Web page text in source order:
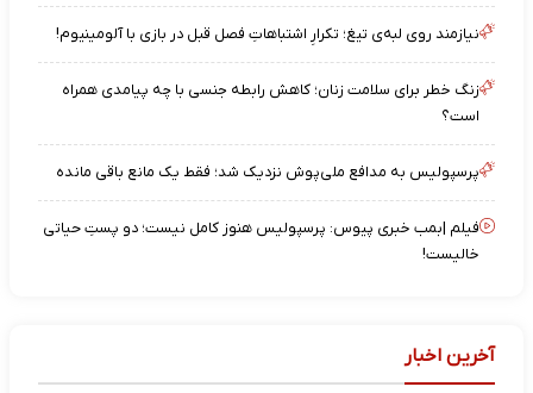
نیازمند روی لبه‌ی تیغ؛ تکرارِ اشتباهاتِ فصل قبل در بازی با آلومینیوم!
زنگ خطر برای سلامت زنان؛ کاهش رابطه جنسی با چه پیامدی همراه
است؟
پرسپولیس به مدافع ملی‌پوش نزدیک شد؛ فقط یک مانع باقی مانده
فیلم |بمب خبری پیوس: پرسپولیس هنوز کامل نیست؛ دو پستِ حیاتی
خالیست!
آخرین اخبار